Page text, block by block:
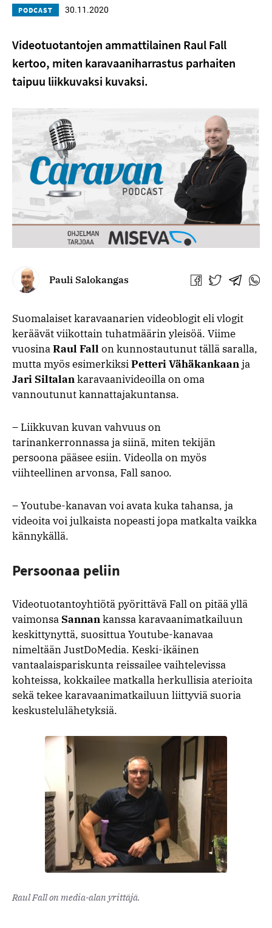
PODCAST 30.11.2020
Videotuotantojen ammattilainen Raul Fall
kertoo, miten karavaaniharrastus parhaiten
taipuu liikkuvaksi kuvaksi.
Pauli Salokangas
Jaa Jaa Jaa Jaa
Suomalaiset karavaanarien videoblogit eli vlogit
keräävät viikottain tuhatmäärin yleisöä. Viime
vuosinaRaul Fall on kunnostautunut tällä saralla,
mutta myös esimerkiksiPetteri Vähäkankaanja
Jari Siltalankaravaanivideoilla on oma
vannoutunut kannattajakuntansa.
– Liikkuvan kuvan vahvuus on
tarinankerronnassa ja siinä, miten tekijän
persoona pääsee esiin. Videolla on myös
viihteellinen arvonsa, Fall sanoo.
– Youtube-kanavan voi avata kuka tahansa, ja
videoita voi julkaista nopeasti jopa matkalta vaikka
kännykällä.
Persoonaa peliin
Videotuotantoyhtiötä pyörittävä Fall on pitää yllä
vaimonsaSannankanssa karavaanimatkailuun
keskittynyttä, suosittua Youtube-kanavaa
nimeltään JustDoMedia. Keski-ikäinen
vantaalaispariskunta reissailee vaihtelevissa
kohteissa, kokkailee matkalla herkullisia aterioita
sekä tekee karavaanimatkailuun liittyviä suoria
keskustelulähetyksiä.
Raul Fall on media-alan yrittäjä.